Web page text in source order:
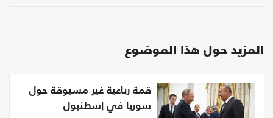
المزيد حول هذا الموضوع
قمة رباعية غير مسبوقة حول
سوريا في إسطنبول